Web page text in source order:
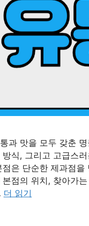
과 맛을 모두 갖춘
방식, 그리고 고급스
점은 단순한 제과점
본점의 위치, 찾아가
더 읽기